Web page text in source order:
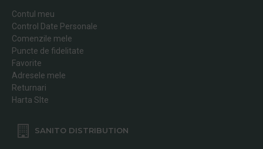
Contul meu
Control Date Personale
Comenzile mele
Puncte de fidelitate
Favorite
Adresele mele
Returnari
Harta SIte
SANITO DISTRIBUTION